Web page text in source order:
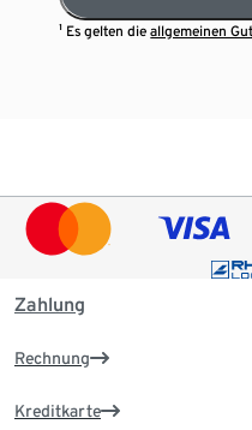
¹ Es gelten dieallgemeinen
Zahlung
Rechnung
Kreditkarte